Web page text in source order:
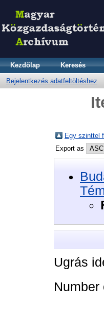
Kezdőlap Keresés
Bejelentkezés adatfeltöltéshez
Egy szinttel
Export as
Ugrás
Number